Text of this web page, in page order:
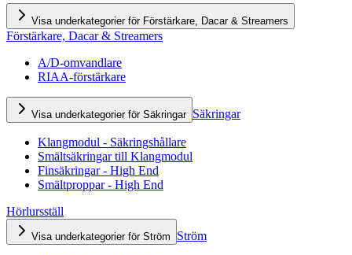
Visa underkategorier för Förstärkare, Dacar & Streamers
Förstärkare, Dacar & Streamers
A/D-omvandlare
RIAA-förstärkare
Visa underkategorier för Säkringar Säkringar
Klangmodul - Säkringshållare
Smältsäkringar till Klangmodul
Finsäkringar - High End
Smältproppar - High End
Hörlursställ
Visa underkategorier för Ström Ström